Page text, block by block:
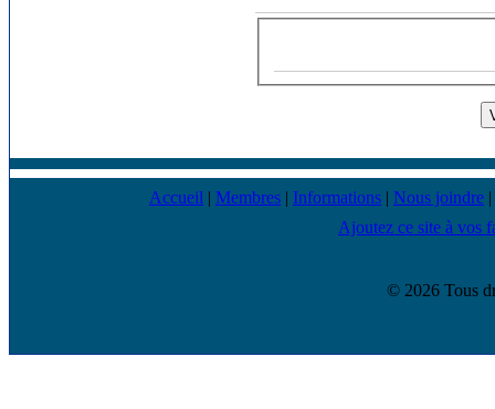
Accueil | Membres | Informations | Nous joindre |
Ajoutez ce site à vos
© 2026 Tous